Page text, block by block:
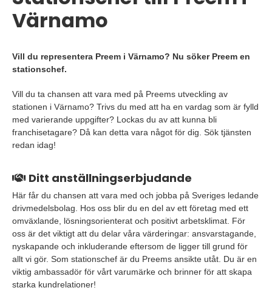
Värnamo
Vill du representera Preem i Värnamo? Nu söker Preem en
stationschef.
Vill du ta chansen att vara med på Preems utveckling av
stationen i Värnamo? Trivs du med att ha en vardag som är fylld
med varierande uppgifter? Lockas du av att kunna bli
franchisetagare? Då kan detta vara något för dig. Sök tjänsten
redan idag!
Ditt anställningserbjudande
Här får du chansen att vara med och jobba på Sveriges ledande
drivmedelsbolag. Hos oss blir du en del av ett företag med ett
omväxlande, lösningsorienterat och positivt arbetsklimat. För
oss är det viktigt att du delar våra värderingar: ansvarstagande,
nyskapande och inkluderande eftersom de ligger till grund för
allt vi gör. Som stationschef är du Preems ansikte utåt. Du är en
viktig ambassadör för vårt varumärke och brinner för att skapa
starka kundrelationer!